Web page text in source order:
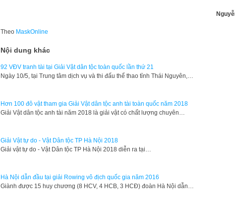
Theo MaskOnline
Nội dung khác
92 VĐV tranh tài tại Giải Vật dân tộc toàn quốc lần thứ 21
Ngày 10/5, tại Trung tâm dịch vụ và thi đấu thể thao tỉnh Thái Nguyên,…
Hơn 100 đô vật tham gia Giải Vật dân tộc anh tài toàn quốc năm 2018
Giải Vật dân tộc anh tài năm 2018 là giải vật có chất lượng chuyên…
Giải Vật tự do - Vật Dân tộc TP Hà Nội 2018
Giải vật tự do - Vật Dân tộc TP Hà Nội 2018 diễn ra tại…
Hà Nội dẫn đầu tại giải Rowing vô địch quốc gia năm 2016
Giành được 15 huy chương (8 HCV, 4 HCB, 3 HCĐ) đoàn Hà Nội dẫn…